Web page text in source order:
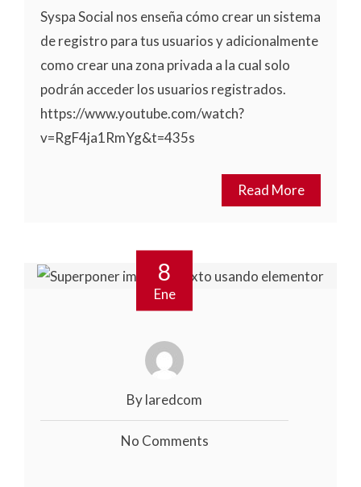
Syspa Social nos enseña cómo crear un sistema
de registro para tus usuarios y adicionalmente
como crear una zona privada a la cual solo
podrán acceder los usuarios registrados.
https://www.youtube.com/watch?
v=RgF4ja1RmYg&t=435s
Read More
8
Ene
By laredcom
No Comments